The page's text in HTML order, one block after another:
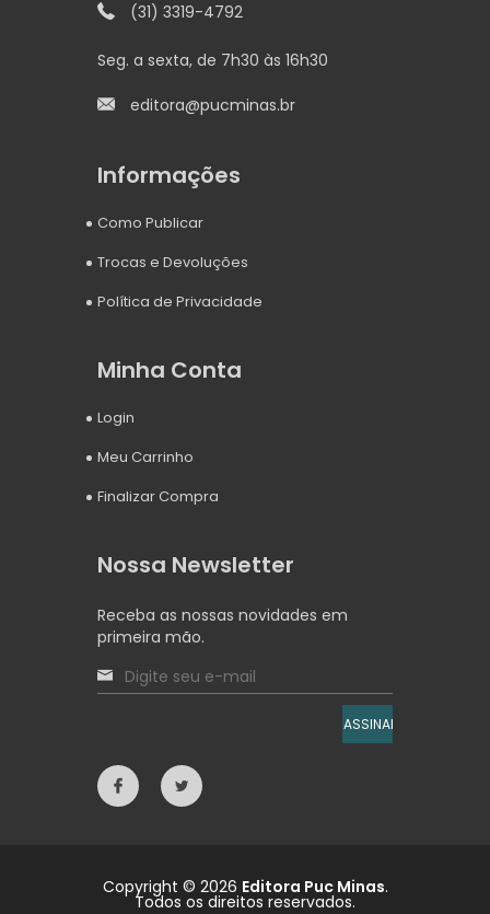
(31) 3319-4792
Seg. a sexta, de 7h30 às 16h30
editora@pucminas.br
Informações
Como Publicar
Trocas e Devoluções
Política de Privacidade
Minha Conta
Login
Meu Carrinho
Finalizar Compra
Nossa Newsletter
Receba as nossas novidades em
primeira mão.
ASSINAR
Copyright © 2026 Editora Puc Minas.
Todos os direitos reservados.